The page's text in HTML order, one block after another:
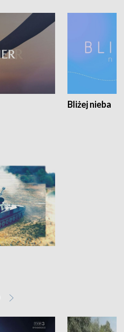
Bliżej nieba